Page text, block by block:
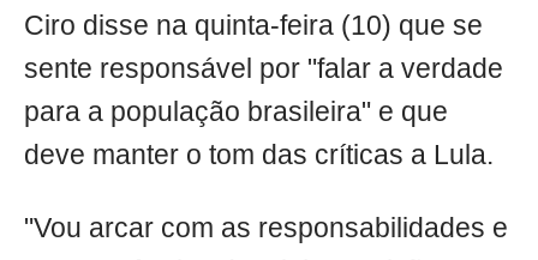
Ciro disse na quinta-feira (10) que se
sente responsável por "falar a verdade
para a população brasileira" e que
deve manter o tom das críticas a Lula.
"Vou arcar com as responsabilidades e